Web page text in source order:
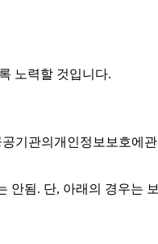
노력할 것입니다.
기관의개인정보보호에
됨. 단, 아래의 경우는